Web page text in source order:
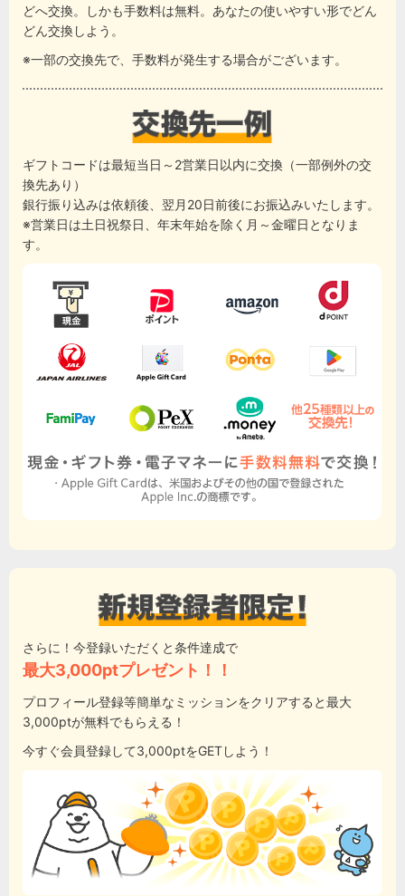
どへ交換。しかも手数料は無料。あなたの使いやすい形でどん
どん交換しよう。
※一部の交換先で、手数料が発生する場合がございます。
ギフトコードは最短当日～2営業日以内に交換（一部例外の交
換先あり）
銀行振り込みは依頼後、翌月20日前後にお振込みいたします。
※営業日は土日祝祭日、年末年始を除く月～金曜日となりま
す。
さらに！今登録いただくと条件達成で
最大3,000ptプレゼント！！
プロフィール登録等簡単なミッションをクリアすると最大
3,000ptが無料でもらえる！
今すぐ会員登録して3,000ptをGETしよう！